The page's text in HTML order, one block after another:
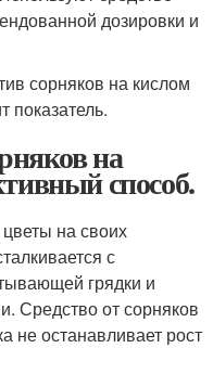
дозировки и
сорняков на кислом
показатель.
на
способ.
на своих
с
грядки и
Средство от сорняков
не останавливает рост